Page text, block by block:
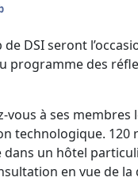
DSI seront
programme des
vous à ses membres
technologique. 120
un hôtel
en vue de